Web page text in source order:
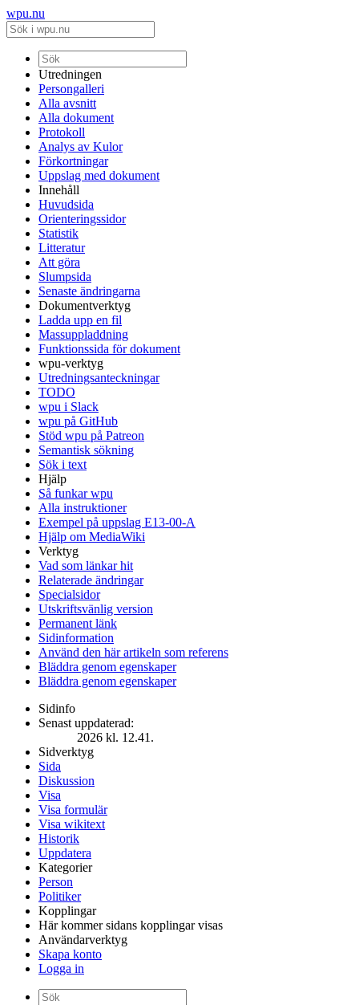
wpu.nu
Utredningen
Persongalleri
Alla avsnitt
Alla dokument
Protokoll
Analys av Kulor
Förkortningar
Uppslag med dokument
Innehåll
Huvudsida
Orienteringssidor
Statistik
Litteratur
Att göra
Slumpsida
Senaste ändringarna
Dokumentverktyg
Ladda upp en fil
Massuppladdning
Funktionssida för dokument
wpu-verktyg
Utredningsanteckningar
TODO
wpu i Slack
wpu på GitHub
Stöd wpu på Patreon
Semantisk sökning
Sök i text
Hjälp
Så funkar wpu
Alla instruktioner
Exempel på uppslag E13-00-A
Hjälp om MediaWiki
Verktyg
Vad som länkar hit
Relaterade ändringar
Specialsidor
Utskriftsvänlig version
Permanent länk
Sidinformation
Använd den här artikeln som referens
Bläddra genom egenskaper
Bläddra genom egenskaper
Sidinfo
Senast uppdaterad:
2026 kl. 12.41.
Sidverktyg
Sida
Diskussion
Visa
Visa formulär
Visa wikitext
Historik
Uppdatera
Kategorier
Person
Politiker
Kopplingar
Här kommer sidans kopplingar visas
Användarverktyg
Skapa konto
Logga in